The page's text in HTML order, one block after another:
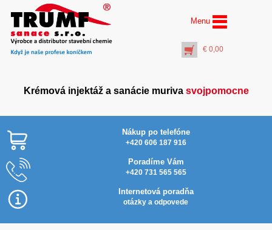
Menu
€ 0,00
Krémová injektáž a sanácie muriva svojpomocne
Nákup po telefóne
+420 606 187 916
Poradíme Vám
+420 731 565 565
Internetová poradňa
otázky a odpovede
AquaStop Cream® –
barel 60 litrov
€1208,00